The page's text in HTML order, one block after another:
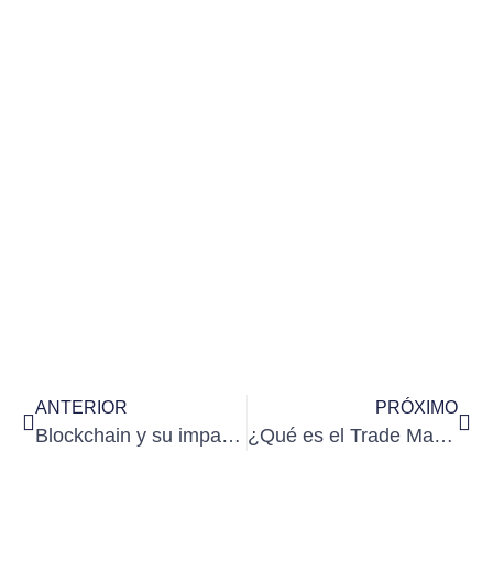
ANTERIOR
Blockchain y su impacto en el mercado digital
PRÓXIMO
¿Qué es el Trade Marketing y cuál es su impacto en el Marketing Digital?